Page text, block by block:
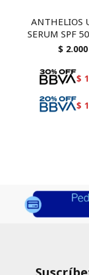
ANTHELIOS
SERUM SPF
MEDIO 50
$ 2.000
$
$